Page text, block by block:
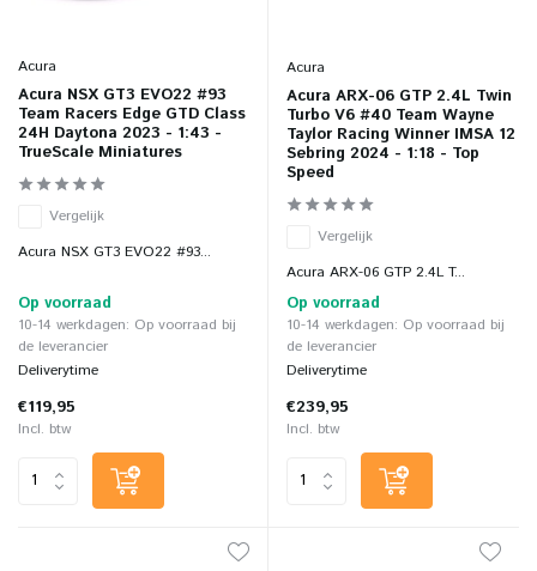
Acura
Acura NSX GT3 EVO22 #93
Team Racers Edge GTD Class
24H Daytona 2023 - 1:43 -
TrueScale Miniatures
Vergelijk
Acura NSX GT3 EVO22 #93...
Op voorraad
10-14 werkdagen: Op voorraad bij
de leverancier
Deliverytime
€119,95
Incl. btw
Acura
Acura ARX-06 GTP 2.4L Twin
Turbo V6 #40 Team Wayne
Taylor Racing Winner IMSA 12
Sebring 2024 - 1:18 - Top
Speed
Vergelijk
Acura ARX-06 GTP 2.4L T...
Op voorraad
10-14 werkdagen: Op voorraad bij
de leverancier
Deliverytime
€239,95
Incl. btw